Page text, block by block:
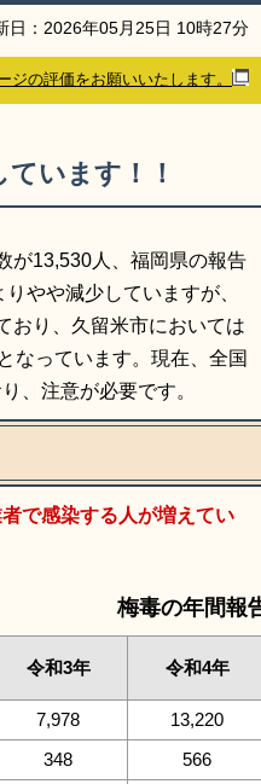
利用ガイド
プライバシーポリシー
日： 2026年05月 25日 10時27分
ジの評価をお願いいたします。
います！！
が13,530人、福岡県の報告
やや減少していますが、
おり、久留米市においては
なっています。現在、全国
、注意が必要です。
で感染する人が増えてい
梅毒の年間報
令和3年 令和4年
7,978
13,220
348
566